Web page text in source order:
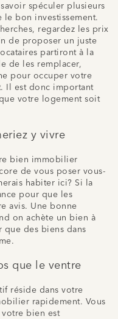
spéculer plusieurs
le bon investissement.
regardez les prix
de proposer un juste
partiront à la
de les remplacer,
pour occuper votre
Il est donc important
votre logement soit
y vivre
bien immobilier
de vous poser vous-
habiter ici? Si la
pour que les
avis. Une bonne
on achète un bien à
que des biens dans
que le ventre
réside dans votre
rapidement. Vous
votre bien est